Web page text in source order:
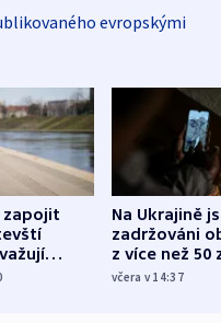
evropskými
zapojit
Na Ukrajině
zadržováni
z více než 50
Bojovali na
včera v 14:37